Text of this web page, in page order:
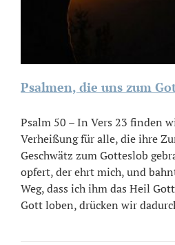
Psalmen, die uns zum
Psalm 50 – In Vers 23 finden
Verheißung für alle, die ihre
Geschwätz zum Gotteslob
opfert, der ehrt mich, und
Weg, dass ich ihm das Heil
Gott loben, drücken wir